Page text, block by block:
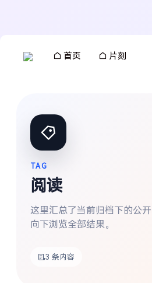
首页 片刻
TAG
阅读
这里汇总了当前归档下的公
向下浏览全部结果。
3 条内容